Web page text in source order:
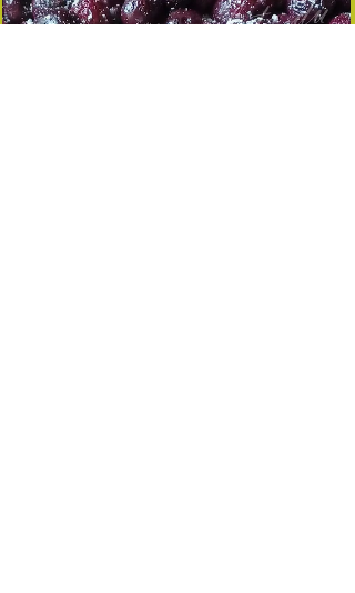
table du petit déjeuner que dans le cartable des